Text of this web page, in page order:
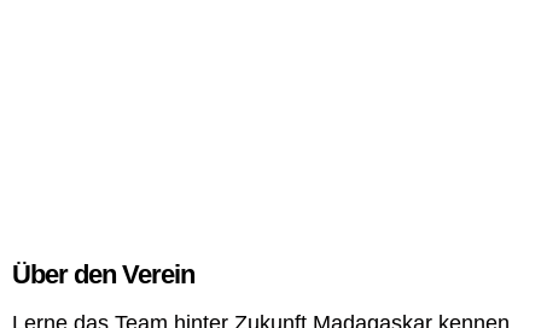
Über den Verein
Lerne das Team hinter Zukunft Madagaskar kennen